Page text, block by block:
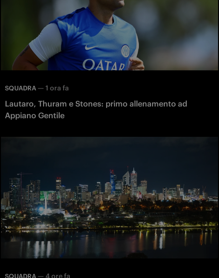
SQUADRA — 1 ora fa
Lautaro, Thuram e Stones: primo allenamento ad
Appiano Gentile
— 4 ore fa